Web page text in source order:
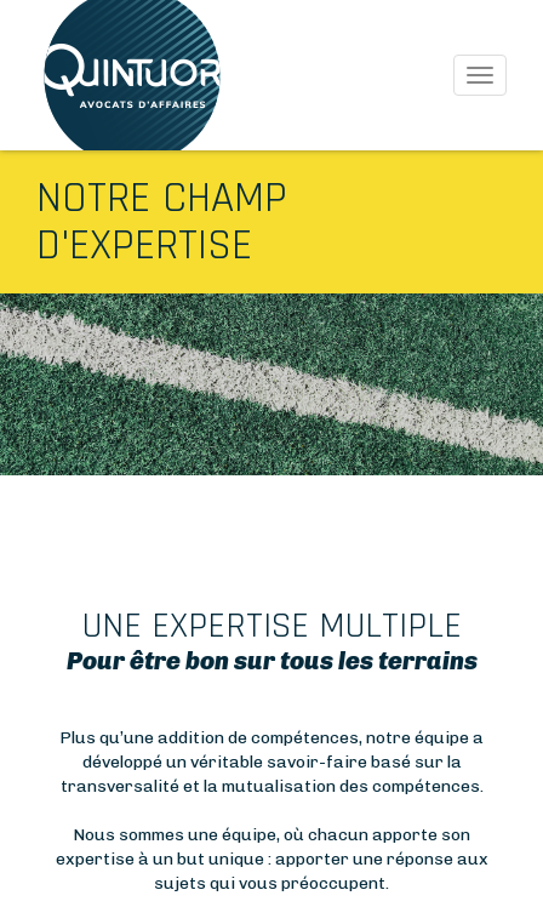
contenu
principal
Toggle
CORPS
NOTRE CHAMP
D'EXPERTISE
image
UNE EXPERTISE MULTIPLE
Pour être bon sur tous les terrains
Plus qu’une addition de compétences, notre équipe a
développé un véritable savoir-faire basé sur la
transversalité et la mutualisation des compétences.
Nous sommes une équipe, où chacun apporte son
expertise à un but unique : apporter une réponse aux
sujets qui vous préoccupent.